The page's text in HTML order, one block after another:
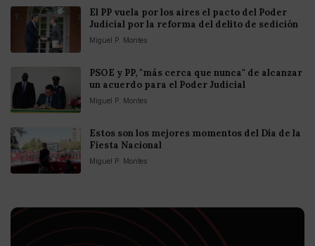
El PP vuela por los aires el pacto del Poder
Judicial por la reforma del delito de sedición
Miguel P. Montes
PSOE y PP, "más cerca que nunca" de alcanzar
un acuerdo para el Poder Judicial
Miguel P. Montes
Estos son los mejores momentos del Día de la
Fiesta Nacional
Miguel P. Montes